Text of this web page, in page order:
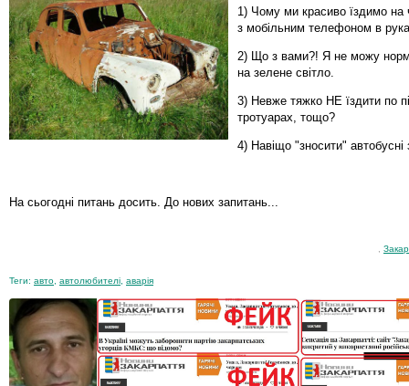
1) Чому ми красиво їздимо на
з мобільним телефоном в
2) Що з вами?! Я не можу
на зелене світло.
3) Невже тяжко НЕ їздити по
тротуарах, тощо?
4) Навіщо "зносити" автобусні
На сьогодні питань досить. До нових запитань...
Теги: авто автолюбителі аварія